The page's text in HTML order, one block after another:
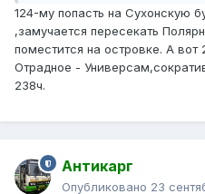
124-му попасть на Сухонскую
,замучается пересекать
поместится на островке. А
Отрадное -
238ч.
Антикарг
Опубликовано 23